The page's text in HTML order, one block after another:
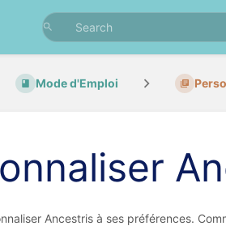
Mode d'Emploi
Ancestris à ses préférences.